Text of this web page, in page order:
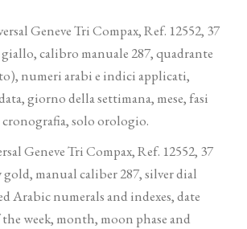
Geneve Tri Compax, Ref. 12552, 37
giallo, calibro manuale 287, quadrante
numeri arabi e indici applicati,
giorno della settimana, mese, fasi
solo orologio.
Geneve Tri Compax, Ref. 12552, 37
gold, manual caliber 287, silver dial
Arabic numerals and indexes, date
week, month, moon phase and